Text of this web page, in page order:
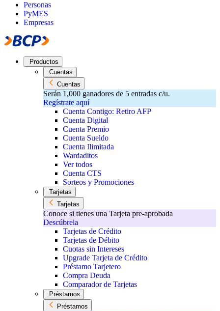
Personas
PyMES
Empresas
Productos
Cuentas
Cuentas
Serán 1,000 ganadores de 5 entradas c/u.
Regístrate aquí
Cuenta Contigo: Retiro AFP
Cuenta Digital
Cuenta Premio
Cuenta Sueldo
Cuenta Ilimitada
Wardaditos
Ver todos
Cuenta CTS
Sorteos y Promociones
Tarjetas
Tarjetas
Conoce si tienes una Tarjeta pre-aprobada
Descúbrela
Tarjetas de Crédito
Tarjetas de Débito
Cuotas sin Intereses
Upgrade Tarjeta de Crédito
Préstamo Tarjetero
Compra Deuda
Comparador de Tarjetas
Préstamos
Préstamos